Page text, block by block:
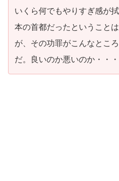
いくら何でもやりすぎ感が
本の首都だったということ
が、その功罪がこんなとこ
だ。良いのか悪いのか・・・